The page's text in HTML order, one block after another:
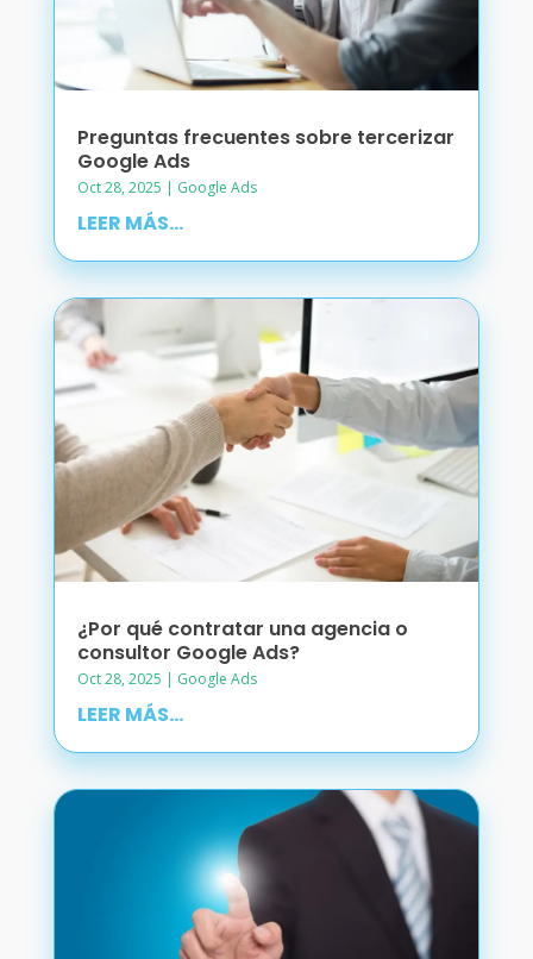
Preguntas frecuentes sobre tercerizar
Google Ads
Oct 28, 2025 | Google Ads
LEER MÁS...
¿Por qué contratar una agencia o
consultor Google Ads?
Oct 28, 2025 | Google Ads
LEER MÁS...